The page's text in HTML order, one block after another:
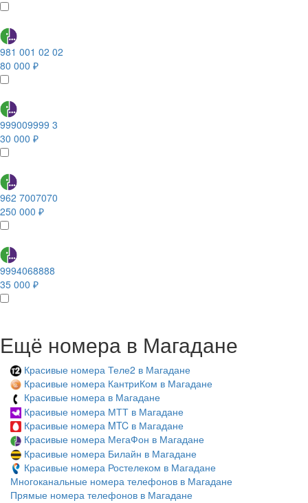
981 001 02 02
80 000 ₽
999009999 3
30 000 ₽
962 7007070
250 000 ₽
9994068888
35 000 ₽
Ещё номера в Магадане
Красивые номера Теле2 в Магадане
Красивые номера КантриКом в Магадане
Красивые номера в Магадане
Красивые номера МТТ в Магадане
Красивые номера MTC в Магадане
Красивые номера МегаФон в Магадане
Красивые номера Билайн в Магадане
Красивые номера Ростелеком в Магадане
Многоканальные номера телефонов в Магадане
Прямые номера телефонов в Магадане